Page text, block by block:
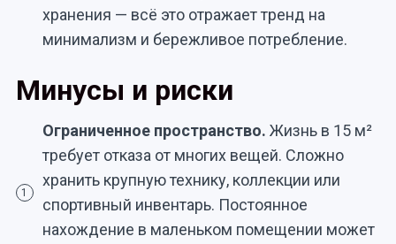
хранения — всё это отражает тренд на
минимализм и бережливое потребление.
Минусы и риски
1
Ограниченное пространство. Жизнь в 15 м²
требует отказа от многих вещей. Сложно
хранить крупную технику, коллекции или
спортивный инвентарь. Постоянное
нахождение в маленьком помещении может